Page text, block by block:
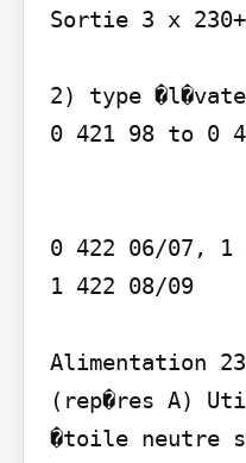
Sortie 3 x
2) type
0 421 98 to 0
0 422 06/07, 1
1 422 08/09
Alimentation
(rep�res A)
�toile neutre